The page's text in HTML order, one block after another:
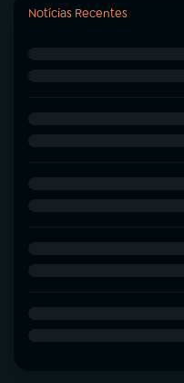
Notícias Recentes